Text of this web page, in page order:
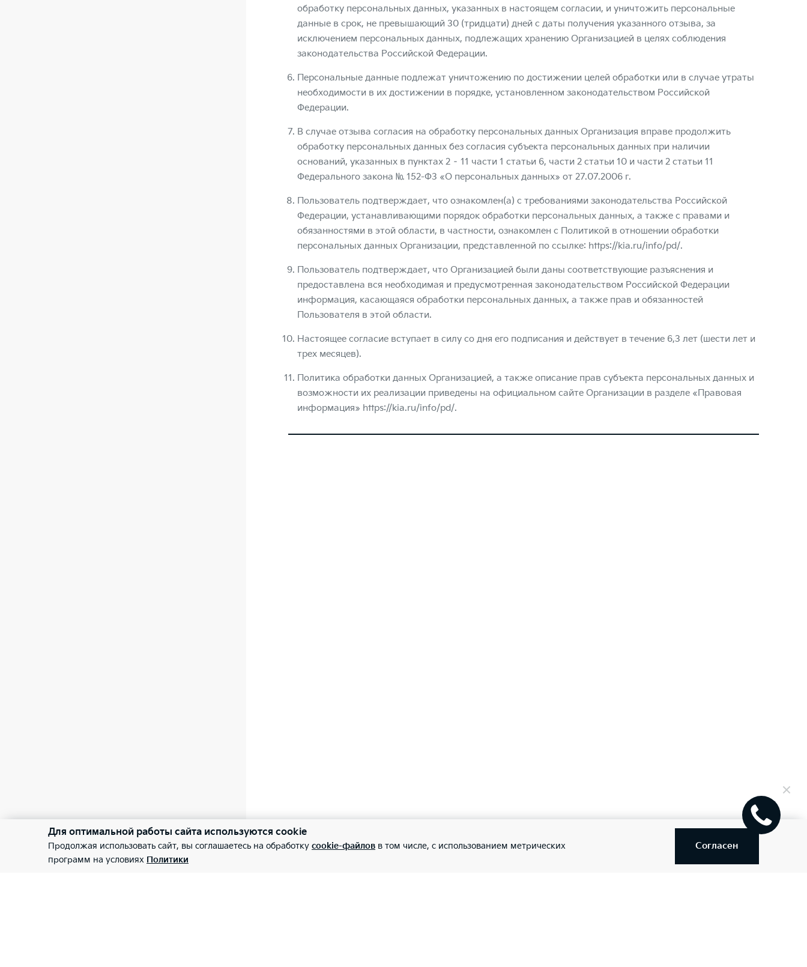
обработку персональных данных, указанных в настоящем согласии, и уничтожить персональные
данные в срок, не превышающий 30 (тридцати) дней с даты получения указанного отзыва, за
исключением персональных данных, подлежащих хранению Организацией в целях соблюдения
законодательства Российской Федерации.
Персональные данные подлежат уничтожению по достижении целей обработки или в случае утраты
необходимости в их достижении в порядке, установленном законодательством Российской
Федерации.
В случае отзыва согласия на обработку персональных данных Организация вправе продолжить
обработку персональных данных без согласия субъекта персональных данных при наличии
оснований, указанных в пунктах 2 – 11 части 1 статьи 6, части 2 статьи 10 и части 2 статьи 11
Федерального закона № 152-ФЗ «О персональных данных» от 27.07.2006 г.
Пользователь подтверждает, что ознакомлен(а) с требованиями законодательства Российской
Федерации, устанавливающими порядок обработки персональных данных, а также с правами и
обязанностями в этой области, в частности, ознакомлен с Политикой в отношении обработки
персональных данных Организации, представленной по ссылке: https://kia.ru/info/pd/.
Пользователь подтверждает, что Организацией были даны соответствующие разъяснения и
предоставлена вся необходимая и предусмотренная законодательством Российской Федерации
информация, касающаяся обработки персональных данных, а также прав и обязанностей
Пользователя в этой области.
Настоящее согласие вступает в силу со дня его подписания и действует в течение 6,3 лет (шести лет и
трех месяцев).
Политика обработки данных Организацией, а также описание прав субъекта персональных данных и
возможности их реализации приведены на официальном сайте Организации в разделе «Правовая
информация» https://kia.ru/info/pd/.
Для оптимальной работы сайта используются cookie
Продолжая использовать сайт, вы соглашаетесь на обработку cookie-файлов в том числе, с использованием метрических
программ на условиях Политики
Согласен